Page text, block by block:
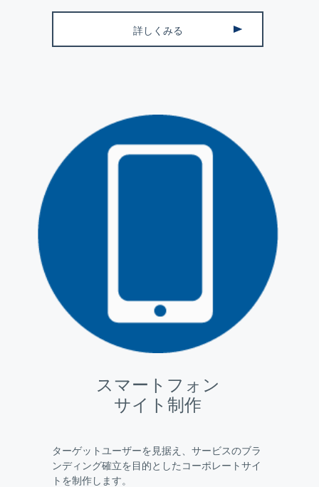
詳しくみる
スマートフォン
サイト制作
ターゲットユーザーを見据え、サービスのブラ
ンディング確立を目的としたコーポレートサイ
トを制作します。